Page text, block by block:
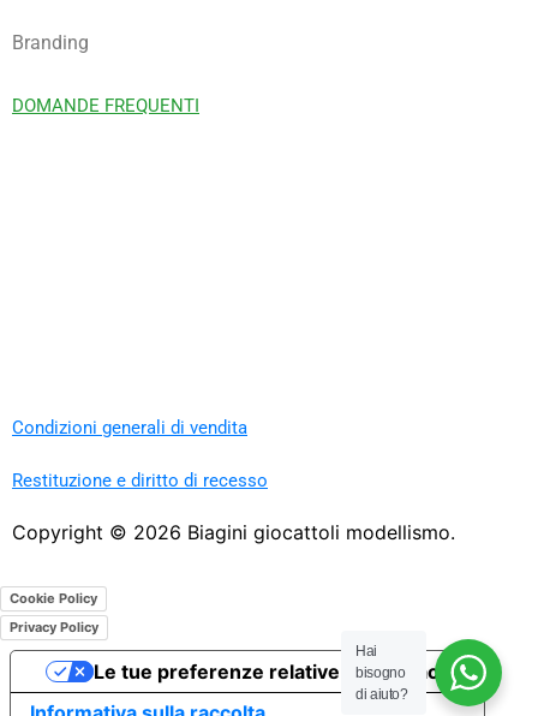
Branding
DOMANDE FREQUENTI
Condizioni generali di vendita
Restituzione e diritto di recesso
Copyright © 2026 Biagini giocattoli modellismo.
Cookie Policy
Privacy Policy
Hai
bisogno
di aiuto?
Le tue preferenze relative alla privacy